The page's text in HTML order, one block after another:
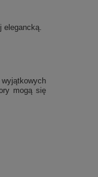
mogą się